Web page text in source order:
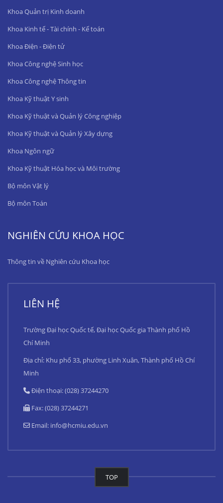
Khoa Quản trị Kinh doanh
Khoa Kinh tế - Tài chính - Kế toán
Khoa Điện - Điện tử
Khoa Công nghệ Sinh học
Khoa Công nghệ Thông tin
Khoa Kỹ thuật Y sinh
Khoa Kỹ thuật và Quản lý Công nghiệp
Khoa Kỹ thuật và Quản lý Xây dựng
Khoa Ngôn ngữ
Khoa Kỹ thuật Hóa học và Môi trường
Bộ môn Vật lý
Bộ môn Toán
NGHIÊN CỨU KHOA HỌC
Thông tin về Nghiên cứu Khoa học
LIÊN HỆ
Trường Đại học Quốc tế, Đại học Quốc gia Thành phố Hồ
Chí Minh
Địa chỉ: Khu phố 33, phường Linh Xuân, Thành phố Hồ Chí
Minh
Điện thoại: (028) 37244270
Fax: (028) 37244271
Email: info@hcmiu.edu.vn
TOP